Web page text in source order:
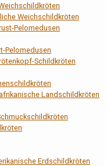
Weichschildkröten
Pelomedusen
Pelomedusen
Schildkröten
Landschildkröten
Erdschildkröten